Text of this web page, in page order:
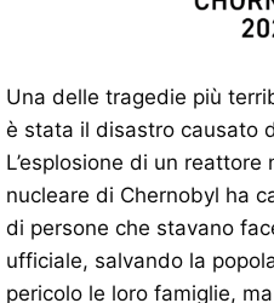
Una delle tragedie più
è stata il disastro causato
L’esplosione di un
nucleare di Chernobyl ha
di persone che stavano
ufficiale, salvando la
pericolo le loro famiglie,